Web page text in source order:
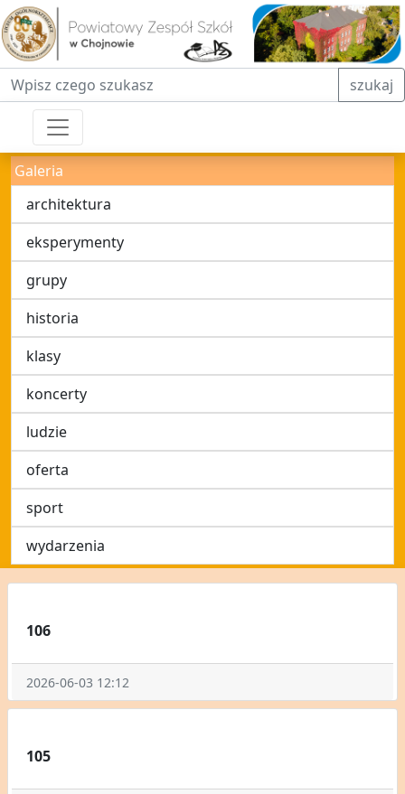
Fraza do wyszukiwania szukaj
Galeria
architektura
eksperymenty
grupy
historia
klasy
koncerty
ludzie
oferta
sport
wydarzenia
106
2026-06-03 12:12
105